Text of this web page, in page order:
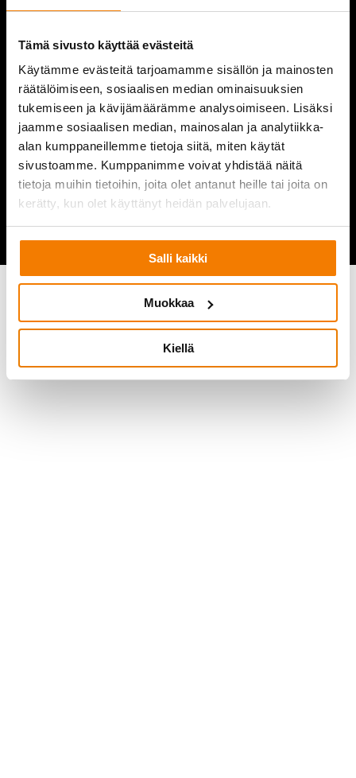
Tämä sivusto käyttää evästeitä
Käytämme evästeitä tarjoamamme sisällön ja mainosten
räätälöimiseen, sosiaalisen median ominaisuuksien
tukemiseen ja kävijämäärämme analysoimiseen. Lisäksi
jaamme sosiaalisen median, mainosalan ja analytiikka-
alan kumppaneillemme tietoja siitä, miten käytät
sivustoamme. Kumppanimme voivat yhdistää näitä
tietoja muihin tietoihin, joita olet antanut heille tai joita on
kerätty, kun olet käyttänyt heidän palvelujaan.
Salli kaikki
Muokkaa
Kiellä
2026 @ Purkupiha Oy
All rights Reserved
Rekisteriseloste
Järjestelmien tietosuojaseloste
Evastekaytannot